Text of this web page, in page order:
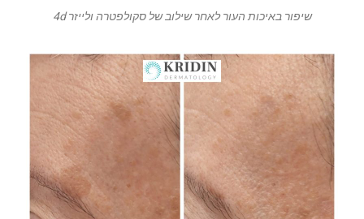
שיפור באיכות העור לאחר שילוב של סקולפטרה ולייזר 4d